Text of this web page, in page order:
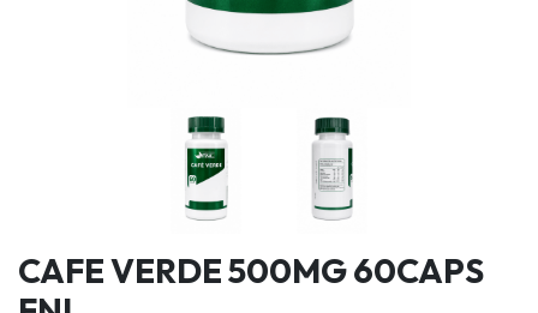
CAFE VERDE 500MG 60CAPS